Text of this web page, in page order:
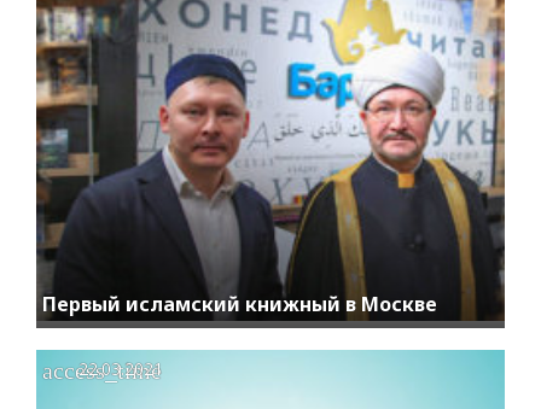
Первый исламский книжный в Москве
access_time
22.03.2021